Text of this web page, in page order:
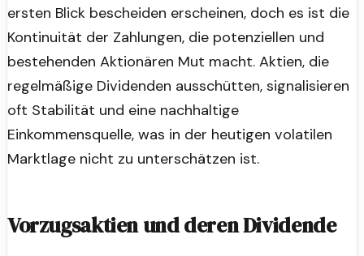
ersten Blick bescheiden erscheinen, doch es ist die
Kontinuität der Zahlungen, die potenziellen und
bestehenden Aktionären Mut macht. Aktien, die
regelmäßige Dividenden ausschütten, signalisieren
oft Stabilität und eine nachhaltige
Einkommensquelle, was in der heutigen volatilen
Marktlage nicht zu unterschätzen ist.
Vorzugsaktien und deren Dividende